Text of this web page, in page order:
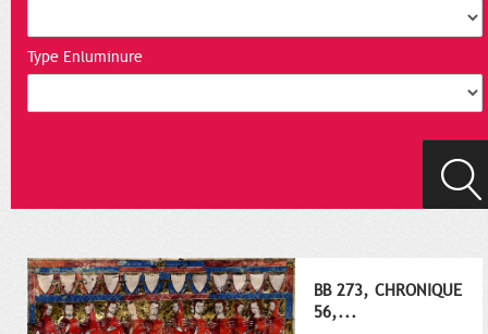
Type Enluminure
BB 273, CHRONIQUE
56,...